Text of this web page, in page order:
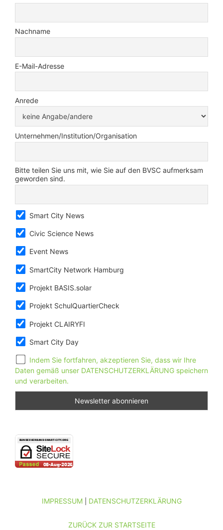
Nachname
E-Mail-Adresse
Anrede
Unternehmen/Institution/Organisation
Bitte teilen Sie uns mit, wie Sie auf den BVSC aufmerksam
geworden sind.
Smart City News
Civic Science News
Event News
SmartCity Network Hamburg
Projekt BASIS.solar
Projekt SchulQuartierCheck
Projekt CLAIRYFI
Smart City Day
Indem Sie fortfahren, akzeptieren Sie, dass wir Ihre
Daten gemäß unser DATENSCHUTZERKLÄRUNG speichern
und verarbeiten.
IMPRESSUM| DATENSCHUTZERKLÄRUNG
ZURÜCK ZUR STARTSEITE